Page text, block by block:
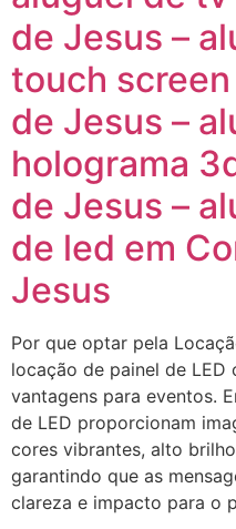
de Jesus –
touch
de Jesus –
holograma
de Jesus –
de led em
Jesus
Por que optar pela
locação de painel de LED
vantagens para eventos.
de LED proporcionam
cores vibrantes, alto
garantindo que as
clareza e impacto para o